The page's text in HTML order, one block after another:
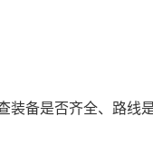
备是否齐全、路线